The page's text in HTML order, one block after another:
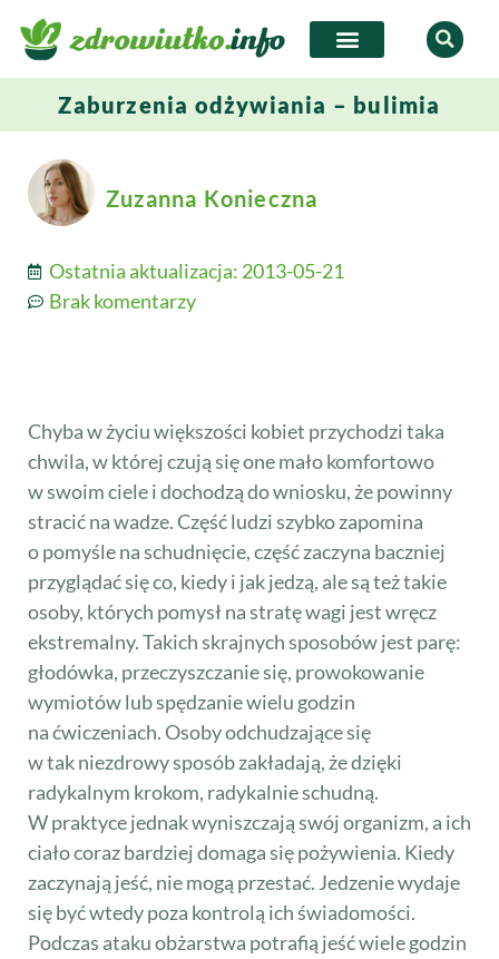
Zaburzenia odżywiania – bulimia
Zuzanna Konieczna
Ostatnia aktualizacja: 2013-05-21
Brak komentarzy
Chyba w życiu większości kobiet przychodzi taka
chwila, w której czują się one mało komfortowo
w swoim ciele i dochodzą do wniosku, że powinny
stracić na wadze. Część ludzi szybko zapomina
o pomyśle na schudnięcie, część zaczyna baczniej
przyglądać się co, kiedy i jak jedzą, ale są też takie
osoby, których pomysł na stratę wagi jest wręcz
ekstremalny. Takich skrajnych sposobów jest parę:
głodówka, przeczyszczanie się, prowokowanie
wymiotów lub spędzanie wielu godzin
na ćwiczeniach. Osoby odchudzające się
w tak niezdrowy sposób zakładają, że dzięki
radykalnym krokom, radykalnie schudną.
W praktyce jednak wyniszczają swój organizm, a ich
ciało coraz bardziej domaga się pożywienia. Kiedy
zaczynają jeść, nie mogą przestać. Jedzenie wydaje
się być wtedy poza kontrolą ich świadomości.
Podczas ataku obżarstwa potrafią jeść wiele godzin